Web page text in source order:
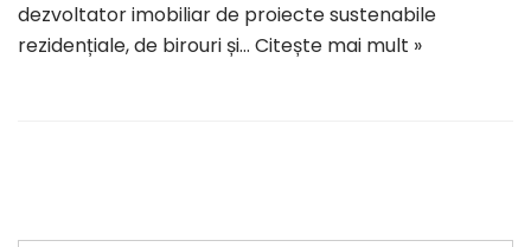
dezvoltator imobiliar de proiecte sustenabile
rezidențiale, de birouri și… Citește mai mult »